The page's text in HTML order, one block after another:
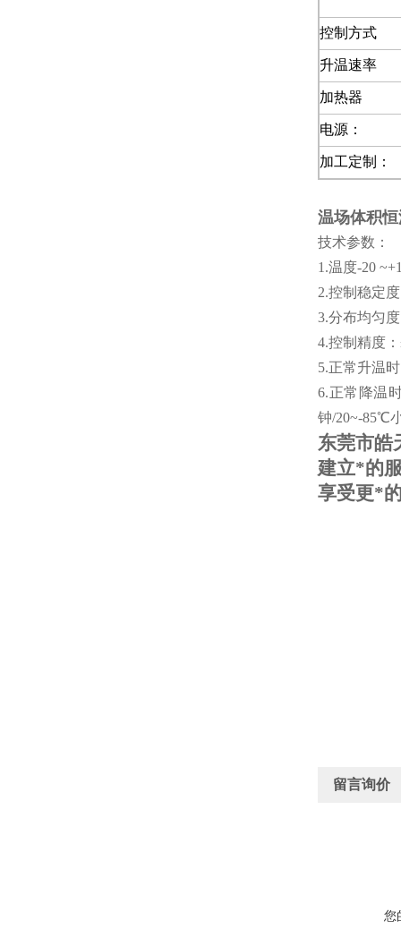
控制方式
升温速率
加热器
电源：
加工定制：
温场体积
技术参数：
1.温度-20
2.控制稳定
3.分布均匀
4.控制精度
5.正常升温
6.正常降温
钟/20~-85℃
东莞市皓
建立*的
享受更*
留言询价
您